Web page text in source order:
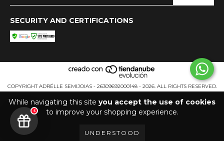
While navigating this site you accept the use of cookies
to improve your shopping experience.
UNDERSTOOD
SECURITY AND CERTIFICATIONS
COPYRIGHT ADRÉLLE SEMIJOIAS - 26309692000148 - 2026. ALL RIGHTS RESERVED.
5